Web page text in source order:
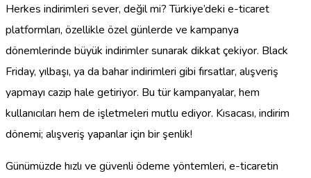
Herkes indirimleri sever, değil mi? Türkiye’deki e-ticaret
platformları, özellikle özel günlerde ve kampanya
dönemlerinde büyük indirimler sunarak dikkat çekiyor. Black
Friday, yılbaşı, ya da bahar indirimleri gibi fırsatlar, alışveriş
yapmayı cazip hale getiriyor. Bu tür kampanyalar, hem
kullanıcıları hem de işletmeleri mutlu ediyor. Kısacası, indirim
dönemi; alışveriş yapanlar için bir şenlik!
Günümüzde hızlı ve güvenli ödeme yöntemleri, e-ticaretin